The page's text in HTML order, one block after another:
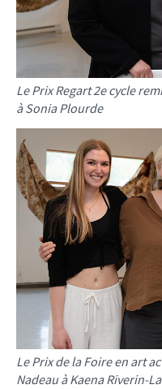
Le Prix Regart 2e cycle
à Sonia Plourde
Le Prix de la Foire en art
Nadeau à Kaena Riverin-